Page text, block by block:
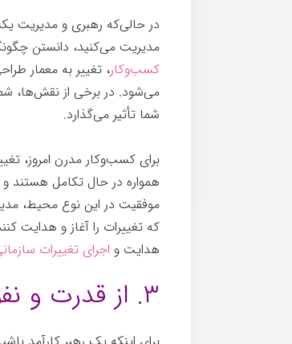
در حالی‌که رهبری و مدیریت
مدیریت می‌کنید، دانستن
کسب‌‌وکار، تغییر به معمار
می‌شود. در برخی از نقش‌ها،
شما تأثیر می‌گذارد.
برای کسب‌وکار مدرن امروز،
همواره در حال تکامل هستند
موفقیت در این نوع محیط،
که تغییرات را آغاز و هدایت
هدایت و اجرای تغییرات
۳. از قدرت و نفوذ در سازمان‌تان استفاده کنید